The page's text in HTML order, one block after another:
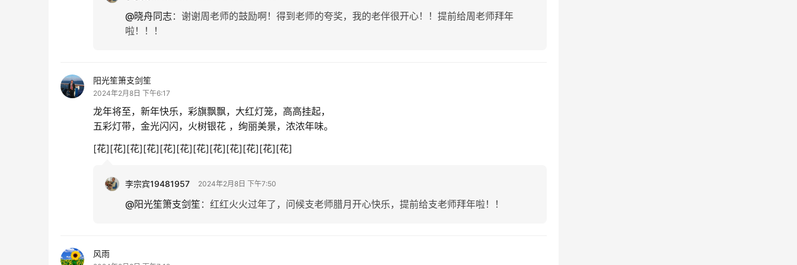
@晓舟同志： 谢谢周老师的鼓励啊！得到老师的夸奖，我的老伴很开心！！提前给周老师拜年
啦！！！
阳光笙箫支剑笙
2024年2月8日 下午6:17
龙年将至，新年快乐，彩旗飘飘，大红灯笼，高高挂起，
五彩灯带，金光闪闪，火树银花 ，绚丽美景，浓浓年味。
[花][花][花][花][花][花][花][花][花][花][花][花]
李宗宾19481957 2024年2月8日 下午7:50
@阳光笙箫支剑笙 ： 红红火火过年了，问候支老师腊月开心快乐，提前给支老师拜年啦！！
风雨